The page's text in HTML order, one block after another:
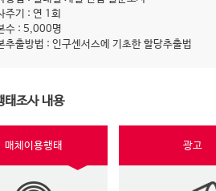
주기 : 연 1회
수 : 5,000명
추출방법 : 인구센서스에 기초한 할당추출법
태조사 내용
매체이용행태 광고